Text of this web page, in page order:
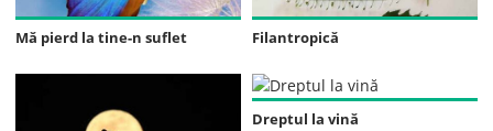
Mă pierd la tine-n suflet Filantropică
Dreptul la vină